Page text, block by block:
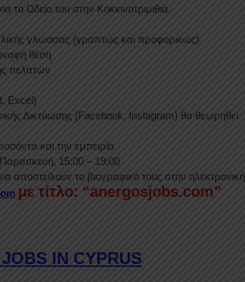
Ωδείο του στην Κοκκινοτριμιθιά.
γλώσσας (γραπτώς και προφορικώς)
θέση
πελατών
Excel)
Δικτύωσης (Facebook, Instagram) θα θεωρηθεί
και την εμπειρία
15:00 – 19:00
αποστείλουν το βιογραφικό τους στην ηλεκτρονική
με τίτλο: “anergosjobs.com”
IN CYPRUS